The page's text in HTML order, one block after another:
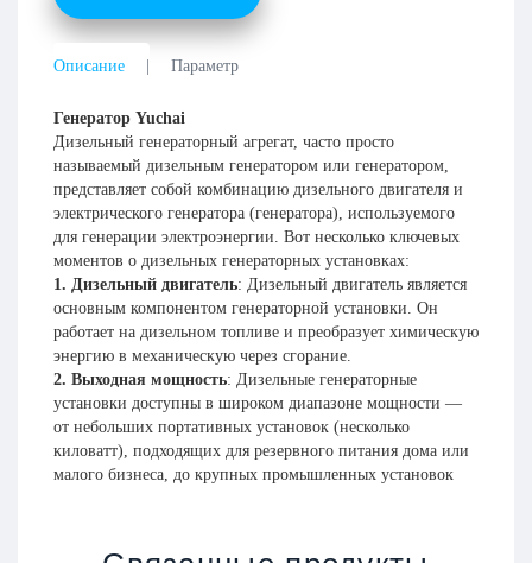
Описание Параметр
Генератор Yuchai
Дизельный генераторный агрегат, часто просто
называемый дизельным генератором или генератором,
представляет собой комбинацию дизельного двигателя и
электрического генератора (генератора), используемого
для генерации электроэнергии. Вот несколько ключевых
моментов о дизельных генераторных установках:
1. Дизельный двигатель: Дизельный двигатель является
основным компонентом генераторной установки. Он
работает на дизельном топливе и преобразует химическую
энергию в механическую через сгорание.
2. Выходная мощность: Дизельные генераторные
установки доступны в широком диапазоне мощности —
от небольших портативных установок (несколько
киловатт), подходящих для резервного питания дома или
малого бизнеса, до крупных промышленных установок
Yuchai
генератор